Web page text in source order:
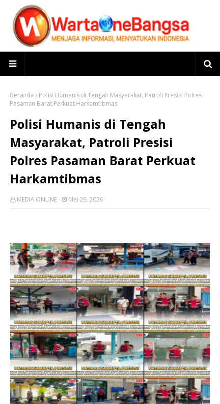
Beranda
Polisi Humanis di Tengah Masyarakat, Patroli Presisi Polres
Pasaman Barat Perkuat Harkamtibmas
Polisi Humanis di Tengah
Masyarakat, Patroli Presisi
Polres Pasaman Barat Perkuat
Harkamtibmas
MEDIA ONLINE Mei 29, 2026